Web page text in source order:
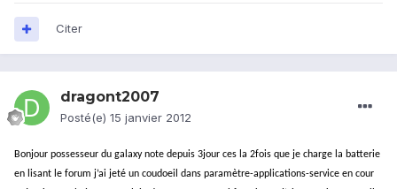
Citer
dragont2007
Posté(e) 15 janvier 2012
Bonjour possesseur du galaxy note depuis 3jour ces la 2fois que je charge la batterie
en lisant le forum j’ai jeté un coudoeil dans paramètre-applications-service en cour